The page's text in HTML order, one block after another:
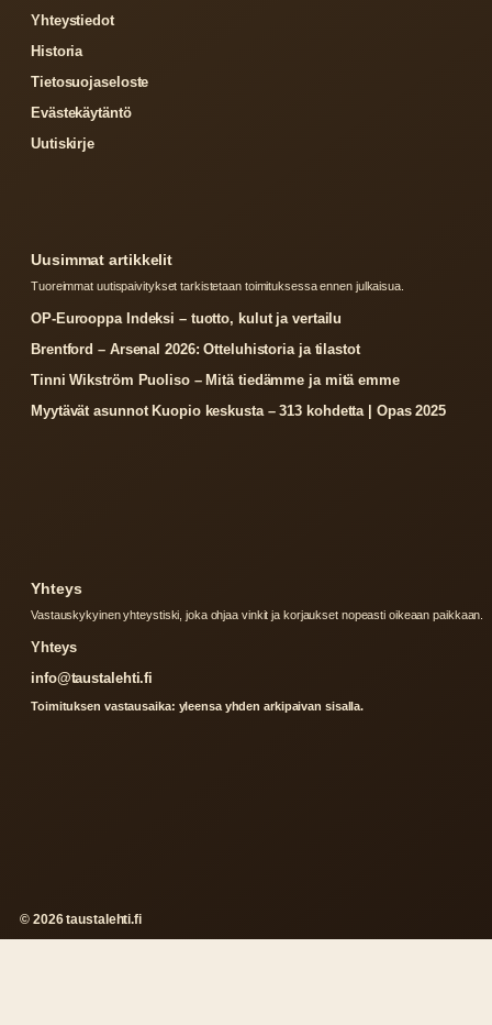
Yhteystiedot
Historia
Tietosuojaseloste
Evästekäytäntö
Uutiskirje
Uusimmat artikkelit
Tuoreimmat uutispaivitykset tarkistetaan toimituksessa ennen julkaisua.
OP-Eurooppa Indeksi – tuotto, kulut ja vertailu
Brentford – Arsenal 2026: Otteluhistoria ja tilastot
Tinni Wikström Puoliso – Mitä tiedämme ja mitä emme
Myytävät asunnot Kuopio keskusta – 313 kohdetta | Opas 2025
Yhteys
Vastauskykyinen yhteystiski, joka ohjaa vinkit ja korjaukset nopeasti oikeaan paikkaan.
Yhteys
info@taustalehti.fi
Toimituksen vastausaika: yleensa yhden arkipaivan sisalla.
© 2026 taustalehti.fi